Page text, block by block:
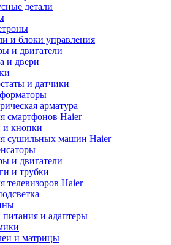
детали
и блоки управления
и двигатели
и двери
и датчики
арматура
смартфонов Haier
и кнопки
сушильных машин Haier
и двигатели
и трубки
телевизоров Haier
питания и адаптеры
и матрицы